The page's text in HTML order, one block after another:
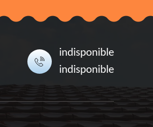
indisponible
indisponible